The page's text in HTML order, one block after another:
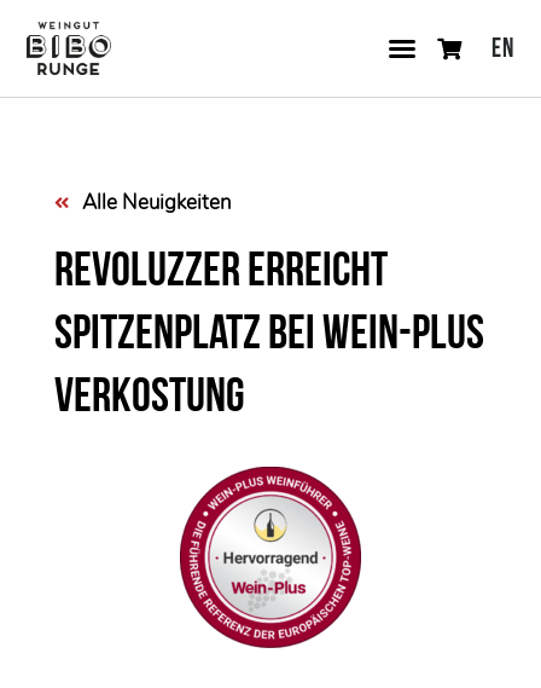
EN
Alle Neuigkeiten
REVOLUZZER erreicht
Spitzenplatz bei Wein-Plus
Verkostung